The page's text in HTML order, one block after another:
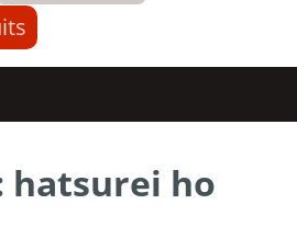
hatsurei ho